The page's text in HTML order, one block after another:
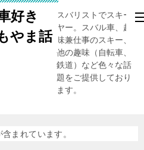
好き
やま話
スバリストでスキー
ヤー。スバル車、趣
味兼仕事のスキー、
他の趣味（自転車、
鉄道）など色々な話
題をご提供しており
ます。
まれています。